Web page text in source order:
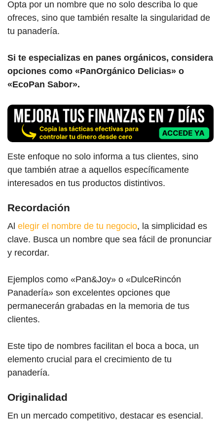
Opta por un nombre que no solo describa lo que
ofreces, sino que también resalte la singularidad de
tu panadería.
Si te especializas en panes orgánicos, considera
opciones como «PanOrgánico Delicias» o
«EcoPan Sabor».
Este enfoque no solo informa a tus clientes, sino
que también atrae a aquellos específicamente
interesados en tus productos distintivos.
Recordación
Al elegir el nombre de tu negocio, la simplicidad es
clave. Busca un nombre que sea fácil de pronunciar
y recordar.
Ejemplos como «Pan&Joy» o «DulceRincón
Panadería» son excelentes opciones que
permanecerán grabadas en la memoria de tus
clientes.
Este tipo de nombres facilitan el boca a boca, un
elemento crucial para el crecimiento de tu
panadería.
Originalidad
En un mercado competitivo, destacar es esencial.